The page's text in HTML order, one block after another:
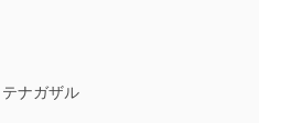
テナガザル